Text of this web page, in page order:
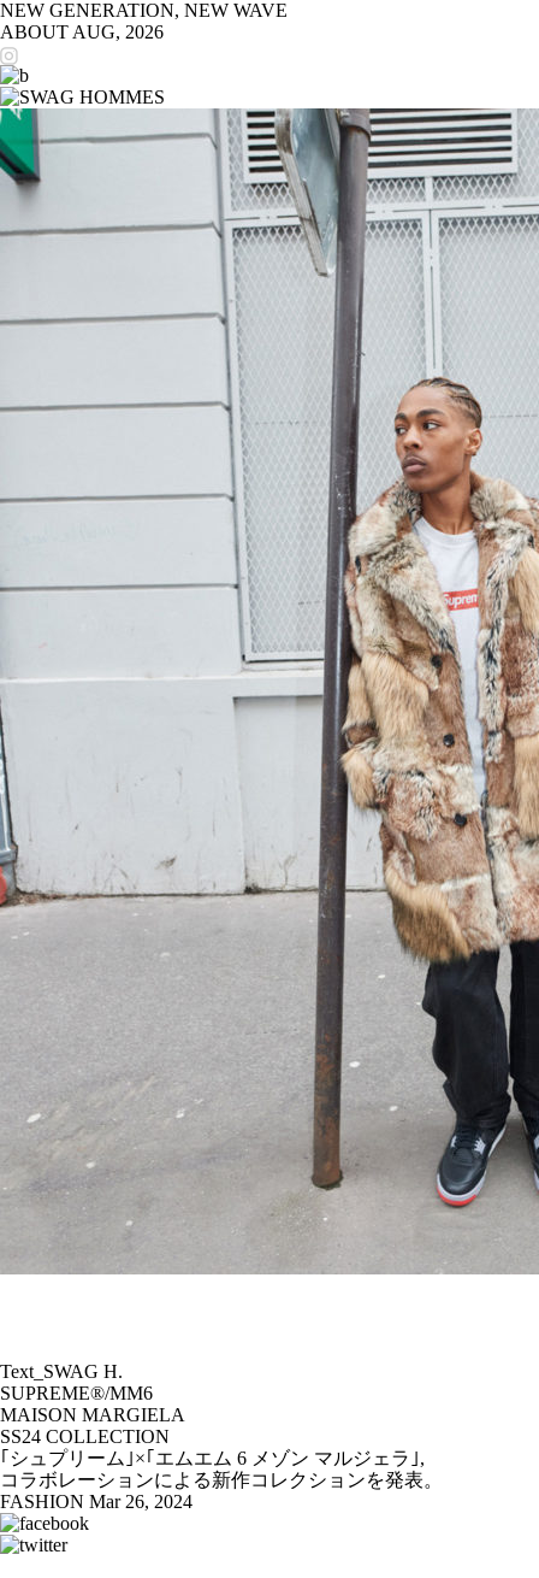
NEW GENERATION, NEW WAVE
ABOUT AUG, 2026
Text_SWAG H.
SUPREME®/MM6
MAISON MARGIELA
SS24 COLLECTION
｢シュプリーム｣×｢エムエム 6 メゾン マルジェラ｣,
コラボレーションによる新作コレクションを発表。
FASHION Mar 26, 2024